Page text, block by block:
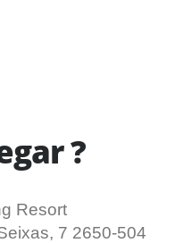
?
Resort
7 2650-504